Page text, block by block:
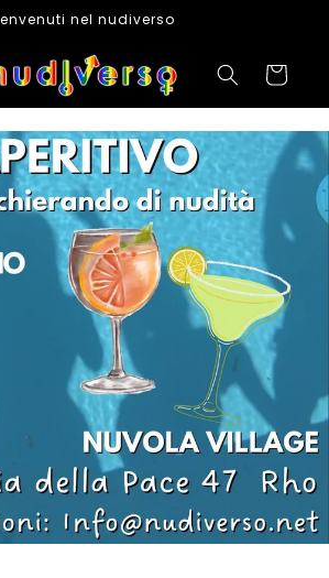
nel nudiverso
Cart